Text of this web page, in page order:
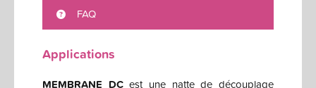
Applications
MEMBRANE DCest une natte de découplage
FAQ